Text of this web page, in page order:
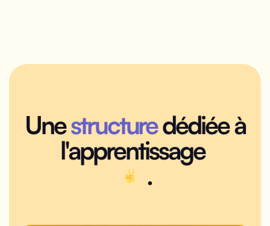
Unestructuredédiée à
l'apprentissage
.